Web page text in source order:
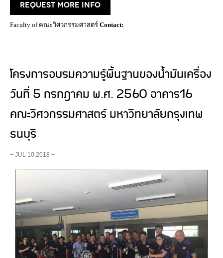
request more info
Faculty of คณะวิศวกรรมศาสตร์ Contact:
โครงการอบรมความรู้พื้นฐานของน้ำมันเครื่อง
วันที่ 5 กรกฎาคม พ.ศ. 2560 อาคาร16
คณะวิศวกรรมศาสตร์ มหาวิทยาลัยกรุงเทพ
ธนบุรี
− JUL 10,2018 −